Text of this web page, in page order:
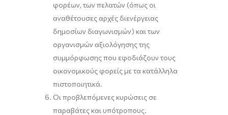
φορέων, των πελατών (όπως οι
αναθέτουσες αρχές διενέργειας
δημοσίων διαγωνισμών) και των
οργανισμών αξιολόγησης της
συμμόρφωσης που εφοδιάζουν τους
οικονομικούς φορείς με τα κατάλληλα
πιστοποιητικά.
Οι προβλεπόμενες κυρώσεις σε
παραβάτες και υπότροπους.